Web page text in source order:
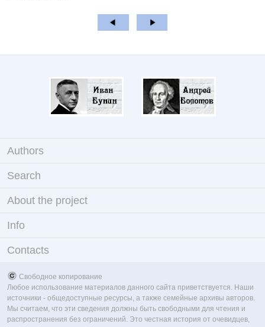
Authors
Search
About the project
Info
Contacts
Свободное копирование
Любое использование материалов данного сайта приветствуется. Наши
источники - общедоступные ресурсы, а также семейные архивы авторов.
Мы считаем, что эти сведения должны быть свободными для чтения и
распространения без ограничений. Это честная история от очевидцев,